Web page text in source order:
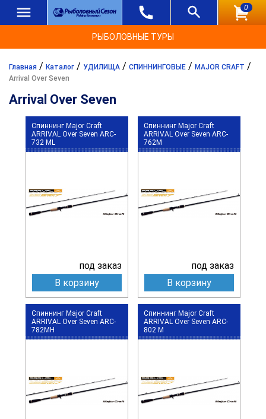
0
РЫБОЛОВНЫЕ ТУРЫ
Главная / Каталог / УДИЛИЩА / СПИННИНГОВЫЕ / MAJOR CRAFT /
Arrival Over Seven
Arrival Over Seven
Спиннинг Major Craft
ARRIVAL Over Seven ARC-
732 ML
под заказ
В корзину
Спиннинг Major Craft
ARRIVAL Over Seven ARC-
762M
под заказ
В корзину
Спиннинг Major Craft
ARRIVAL Over Seven ARC-
782MH
Спиннинг Major Craft
ARRIVAL Over Seven ARC-
802 M